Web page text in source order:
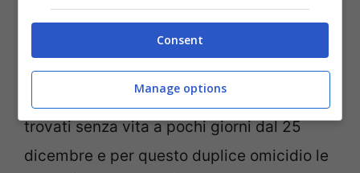
Una vacanza che si è trasformata in
tragedia. I due corpi, infatti, sono stati
trovati senza vita a pochi giorni dal 25
dicembre e per questo duplice omicidio le
Consent
Manage options